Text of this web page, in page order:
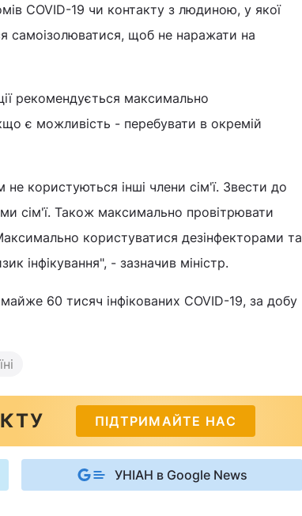
COVID-19 чи контакту з людиною, у якої
самоізолюватися, щоб не наражати на
рекомендується максимально
є можливість - перебувати в окремій
користуються інші члени сім'ї. Звести до
сім'ї. Також максимально провітрювати
користуватися дезінфекторами та
інфікування", - зазначив міністр.
60 тисяч інфікованих COVID-19, за добу
ПІДТРИМАЙТЕ НАС
УНІАН в Google News